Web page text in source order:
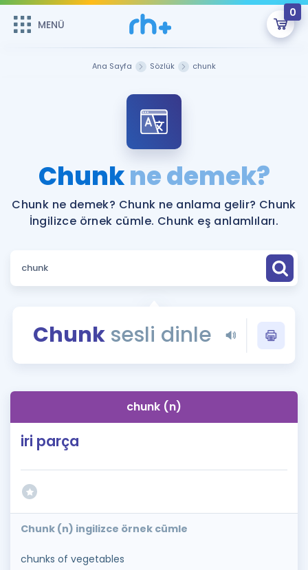
MENÜ
0
ÜYE DEĞİLİM
Sepetin Şu An Boş.
Remzi Hoca ile seni sınava hazırlayacak onlarca eğitim seni
bekliyor!
MENÜ
Faydalı Araçlar
Sözlük
Blog
İngilizce Gramer
Ana Sayfa Sözlük chunk
Chunkne demek?
Chunk ne demek? Chunk ne anlama gelir? Chunk
İngilizce örnek cümle. Chunk eş anlamlıları.
Chunk sesli dinle
chunk (n)
iri parça
Chunk (n) ingilizce örnek cümle
chunks of vegetables